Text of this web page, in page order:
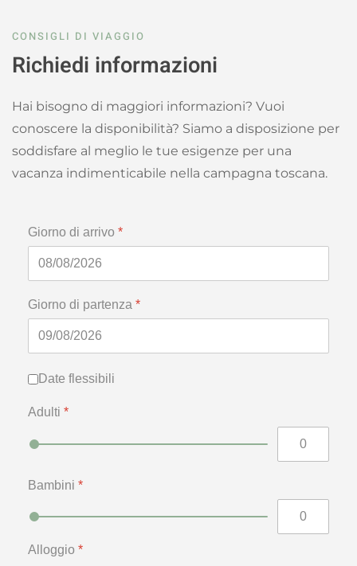
CONSIGLI DI VIAGGIO
Richiedi informazioni
Hai bisogno di maggiori informazioni? Vuoi
conoscere la disponibilità? Siamo a disposizione per
soddisfare al meglio le tue esigenze per una
vacanza indimenticabile nella campagna toscana.
Giorno di arrivo *
Giorno di partenza *
Date flessibili
Date flessibili
Adulti *
Bambini *
Alloggio *